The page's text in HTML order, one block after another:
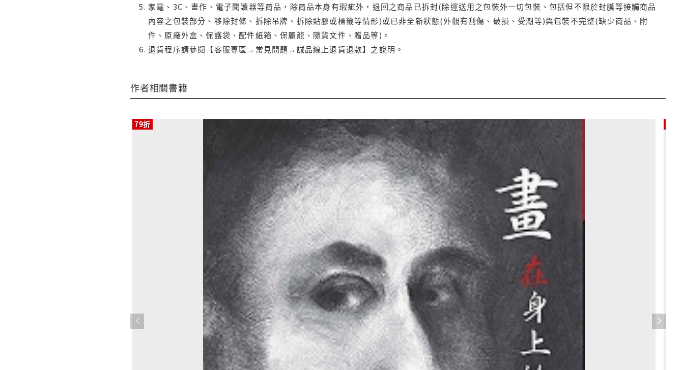
家電、3C、畫作、電子閱讀器等商品，除商品本身有瑕疵外，退回之商品已拆封(除運送用之包裝外一切包裝、包括但不限於封膜等接觸商品
內容之包裝部分、移除封條、拆除吊牌、拆除貼膠或標籤等情形)或已非全新狀態(外觀有刮傷、破損、受潮等)與包裝不完整(缺少商品、附
件、原廠外盒、保護袋、配件紙箱、保麗龍、隨貨文件、贈品等)。
退貨程序請參閱【客服專區→常見問題→誠品線上退貨退款】之說明。
作者相關書籍
79折